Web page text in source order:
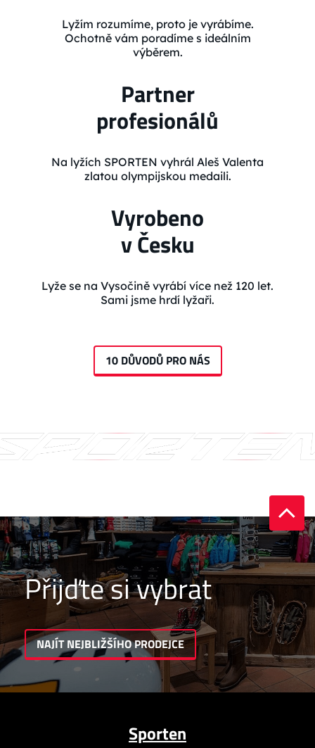
Lyžím rozumíme, proto je vyrábíme.
Ochotně vám poradíme s ideálním
výběrem.
Partner
profesionálů
Na lyžích SPORTEN vyhrál Aleš Valenta
zlatou olympijskou medaili.
Vyrobeno
v Česku
Lyže se na Vysočině vyrábí více než 120 let.
Sami jsme hrdí lyžaři.
10 DŮVODŮ PRO NÁS
Přijďte si vybrat
NAJÍT NEJBLIŽŠÍHO PRODEJCE
Sporten